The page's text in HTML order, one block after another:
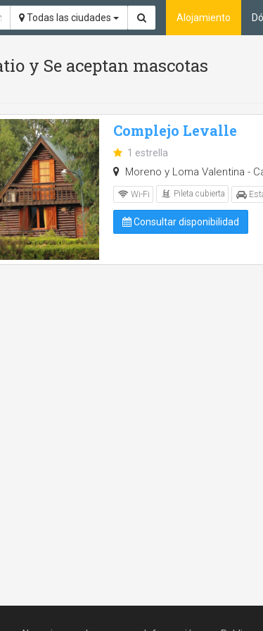
Todas las ciudades Alojamiento
y Se aceptan mascotas
Complejo Levalle
1 estrella
Moreno y Loma Valentina -
Wi-Fi Pileta cubierta
Consultar disponibilidad